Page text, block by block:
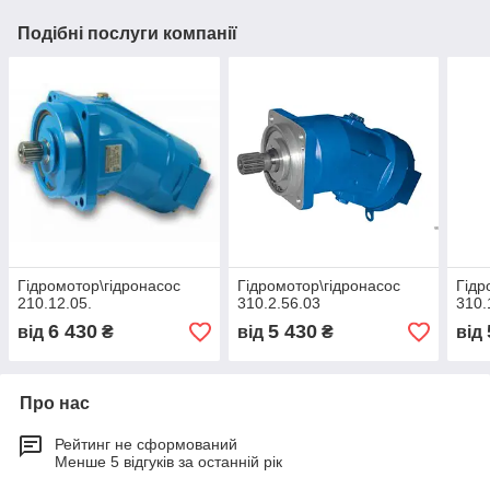
Подібні послуги компанії
Гідромотор\гідронасос
210.12.05.
від 6 430 ₴
Гідромотор\гідронасос
310.2.56.03
від 5 430₴ від
Про нас
Рейтинг не сформований
Менше 5 відгуків за останній рік